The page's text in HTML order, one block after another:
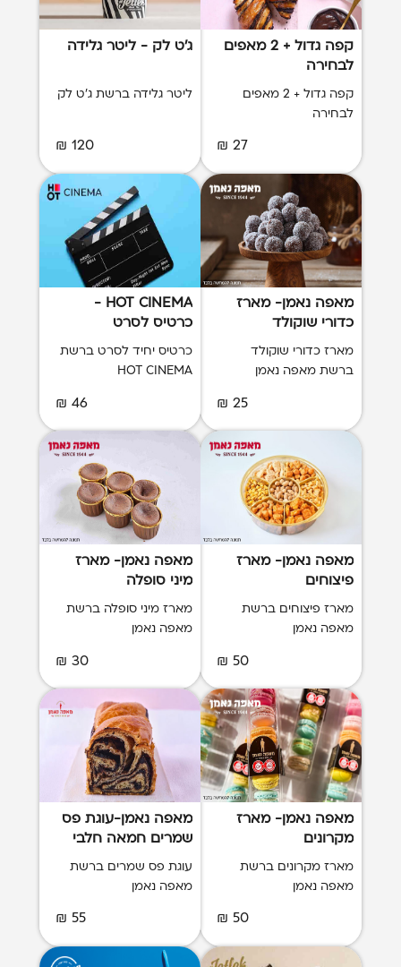
קפה גדול + 2 מאפים
לבחירה
קפה גדול + 2 מאפים
לבחירה
27 ₪
ג'ט לק - ליטר גלידה
ליטר גלידה ברשת ג'ט לק
120 ₪
מאפה נאמן- מארז
כדורי שוקולד
מארז כדורי שוקולד
ברשת מאפה נאמן
25 ₪
HOT CINEMA -
כרטיס לסרט
כרטיס יחיד לסרט ברשת
HOT CINEMA
46 ₪
מאפה נאמן- מארז
פיצוחים
מארז פיצוחים ברשת
מאפה נאמן
50 ₪
מאפה נאמן- מארז
מיני סופלה
מארז מיני סופלה ברשת
מאפה נאמן
30 ₪
מאפה נאמן- מארז
מקרונים
מארז מקרונים ברשת
מאפה נאמן
50 ₪
מאפה נאמן-עוגת פס
שמרים חמאה חלבי
עוגת פס שמרים ברשת
מאפה נאמן
55 ₪